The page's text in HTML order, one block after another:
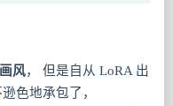
风， 但是自从 LoRA 出
色地承包了，